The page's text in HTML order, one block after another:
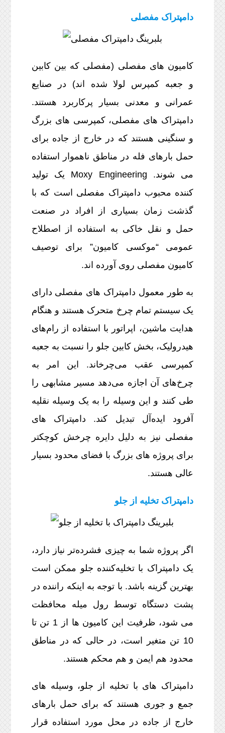
دامپتراک مفصلی
کامیون های مفصلی (مفصلی که بین کابین
و جعبه کمپرس لولا شده اند) در صنایع
عمرانی و معدنی بسیار پرکاربرد هستند.
دامپتراک های مفصلی، کمپرسی های بزرگ
و سنگینی هستند که در خارج از جاده برای
حمل بارهای فله در مناطق ناهموار استفاده
می شوند. Moxy Engineering یک تولید
کننده محبوب دامپتراک مفصلی است که با
گذشت زمان بسیاری از افراد در صنعت
حمل و نقل خاکی به استفاده از اصطلاح
عمومی “موکسی کامیون” برای توصیف
کامیون مفصلی روی آورده اند.
به طور معمول دامپتراک های مفصلی دارای
یک سیستم تمام چرخ متحرک هستند و هنگام
هدایت ماشین، اپراتور با استفاده از رام‌های
هیدرولیک، بخش کابین جلو را نسبت به جعبه
کمپرسی عقب می‌چرخاند. این امر به
چرخ‌های آن اجازه می‌دهد مسیر مشابهی را
طی کنند و این وسیله را به یک وسیله نقلیه
آفرود ایده‌آل تبدیل کند. دامپتراک های
مفصلی نیز به دلیل دایره چرخش کوچکتر
برای پروژه های بزرگ با فضای محدود بسیار
عالی هستند.
دامپتراک تخلیه از جلو
اگر پروژه شما به چیزی فشرده‌تر نیاز دارد،
یک دامپتراک با تخلیه‌کننده جلو ممکن است
بهترین گزینه باشد. با توجه به اینکه راننده در
پشت دستگاه توسط رول میله محافظت
می شود، ظرفیت این کامیون ها از 1 تن تا
10 تن متغیر است، در حالی که در مناطق
محدود هم ایمن و هم محکم هستند.
دامپتراک های با تخلیه از جلو، وسیله های
جمع و جوری هستند که برای حمل بارهای
خارج از جاده در محل مورد استفاده قرار